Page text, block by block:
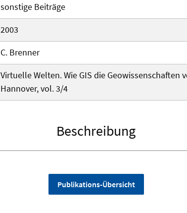
sonstige Beiträge
2003
C. Brenner
Virtuelle Welten. Wie GIS die Geowissenschaften
Hannover, vol. 3/4
Beschreibung
Publikations-Übersicht